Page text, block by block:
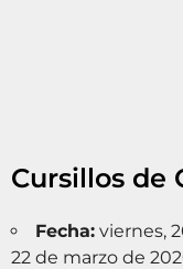
Cursillos de
Fecha: viernes,
22 de marzo de